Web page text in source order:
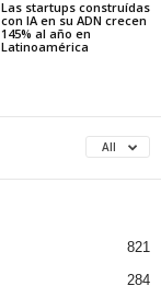
Las startups construídas
con IA en su ADN crecen
145% al año en
Latinoamérica
All
821
284